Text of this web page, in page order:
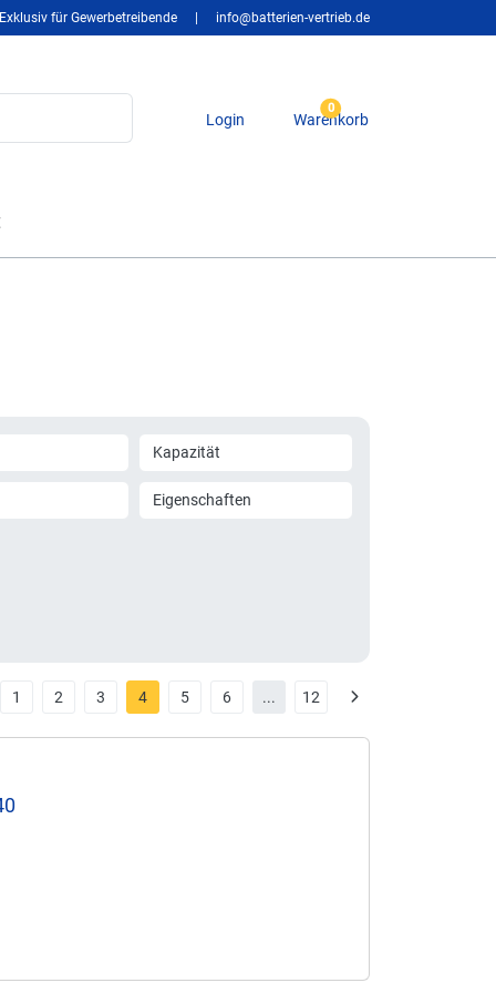
Exklusiv für Gewerbetreibende info@batterien-vertrieb.de
Login
0
Warenkorb
Kapazität
Eigenschaften
1 2 3 4 5 6 ... 12